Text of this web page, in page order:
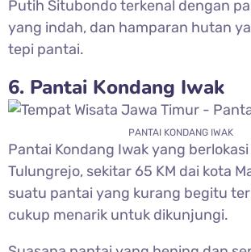
Putih Situbondo terkenal dengan
yang indah, dan hamparan hutan
tepi pantai.
6. Pantai Kondang Iwak
PANTAI KONDANG IWAK
Pantai Kondang Iwak yang berlokasi
Tulungrejo, sekitar 65 KM dai kota
suatu pantai yang kurang begitu
cukup menarik untuk dikunjungi.